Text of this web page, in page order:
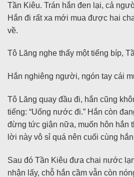
Tần Kiêu. Trán hắn đen lại, cả
Hắn đi rất xa mới mua được hai
về.
Tô Lăng nghe thấy một tiếng bíp,
Hắn nghiêng người, ngón tay cái
Tô Lăng quay đầu đi, hắn cũng
tiếng: “Uống nước đi.” Hắn còn
đừng tức giận nữa, muốn hôn hắn
lời này vô sỉ quá nên cuối cùng
Sau đó Tần Kiêu đưa chai nước
nhận lấy, chỗ hắn cầm vẫn còn